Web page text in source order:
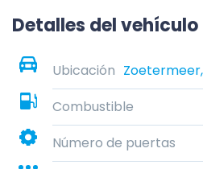
Detalles del vehículo
Ubicación
Combustible
Número de puertas